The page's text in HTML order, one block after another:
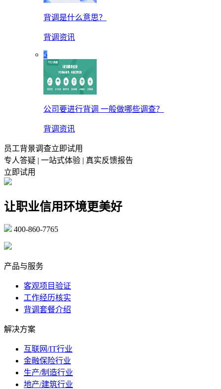
背调是什么意思？
背调资讯
5
公司要进行背调 一般做哪些调查？
背调资讯
员工背景调查立即试用
专人答疑 | 一站式体验 | 真实反馈报告
立即试用
让职业信用环境更美好
400-860-7765
产品与服务
客观项目验证
工作经历核实
背调套餐介绍
解决方案
互联网/IT行业
金融保险行业
生产/制造行业
地产/建筑行业